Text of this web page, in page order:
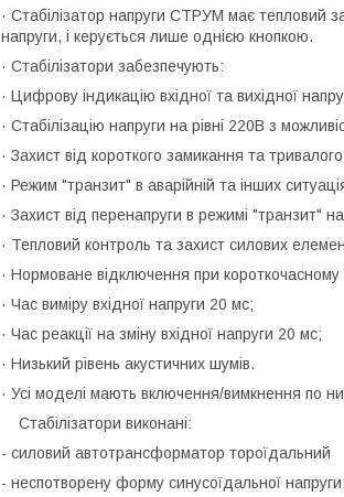
· Стабілізатор напруги СТРУМ має тепловий
напруги, і керується лише однією кнопкою.
· Стабілізатори забезпечують:
· Цифрову індикацію вхідної та вихідної
· Стабілізацію напруги на рівні 220В з
· Захист від короткого замикання та
· Режим "транзит" в аварійній та інших
· Захист від перенапруги в режимі "транзит"
· Тепловий контроль та захист силових
· Нормоване відключення при
· Час виміру вхідної напруги 20 мс;
· Час реакції на зміну вхідної напруги 20 мс;
· Низький рівень акустичних шумів.
· Усі моделі мають включення/вимкнення по
Стабілізатори виконані:
- силовий автотрансформатор тороїдальний
- неспотворену форму синусоїдальної напруги;